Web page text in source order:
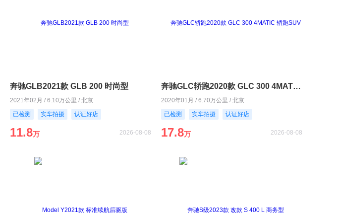
奔驰GLB2021款 GLB 200 时尚型
2021年02月 / 6.10万公里 / 北京
已检测
实车拍摄 认证好店
11.8万 2026-08-08
奔驰GLC轿跑2020款 GLC 300 4MATIC 轿跑SUV
2020年01月 / 6.70万公里 / 北京
已检测
实车拍摄 认证好店
17.8万 2026-08-08